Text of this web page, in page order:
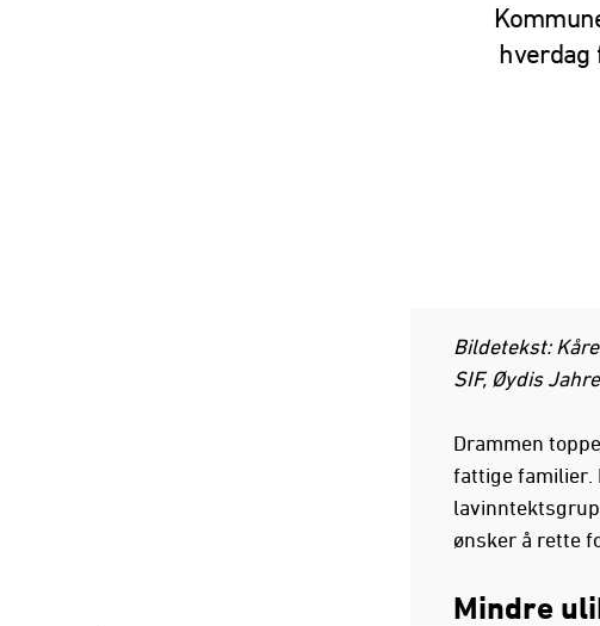
hverdag
Bildetekst:
SIF, Øydis
Drammen
fattige familier.
ønsker å rette
Mindre